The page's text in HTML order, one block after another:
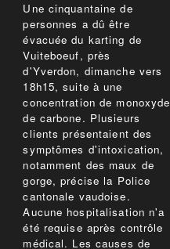
Une cinquantaine de
personnes a dû être
évacuée du karting de
Vuiteboeuf, près
d'Yverdon, dimanche vers
18h15, suite à une
concentration de monoxyde
de carbone. Plusieurs
clients présentaient des
symptômes d'intoxication,
notamment des maux de
gorge, précise la Police
cantonale vaudoise.
Aucune hospitalisation n'a
été requise après contrôle
médical. Les causes de